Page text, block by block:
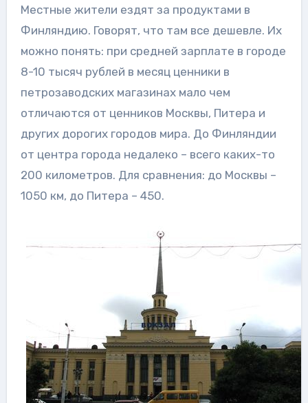
Местные жители ездят за продуктами в
Финляндию. Говорят, что там все дешевле. Их
можно понять: при средней зарплате в городе
8-10 тысяч рублей в месяц ценники в
петрозаводских магазинах мало чем
отличаются от ценников Москвы, Питера и
других дорогих городов мира. До Финляндии
от центра города недалеко – всего каких-то
200 километров. Для сравнения: до Москвы –
1050 км, до Питера – 450.